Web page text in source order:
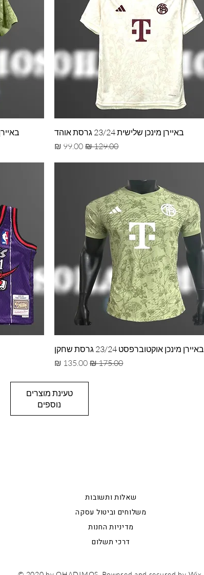
באיירן מינכן שלישית 23/24 גרסת אוהד
מחיר רגיל‏129.00 ‏₪ מחיר מבצע
באיירן
באיירן מינכן אוקטוברפסט 23/24 גרסת שחקן
מחיר רגיל‏175.00 ‏₪ מחיר מבצע
טעינת מוצרים
נוספים
שאלות ותשובות
משלוחים וביטול עסקה
מדיניות החנות
דרכי תשלום